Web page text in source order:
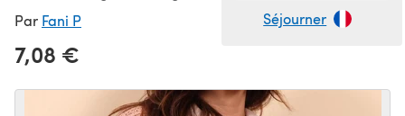
Séjourner
Par Fani P
7,08 €